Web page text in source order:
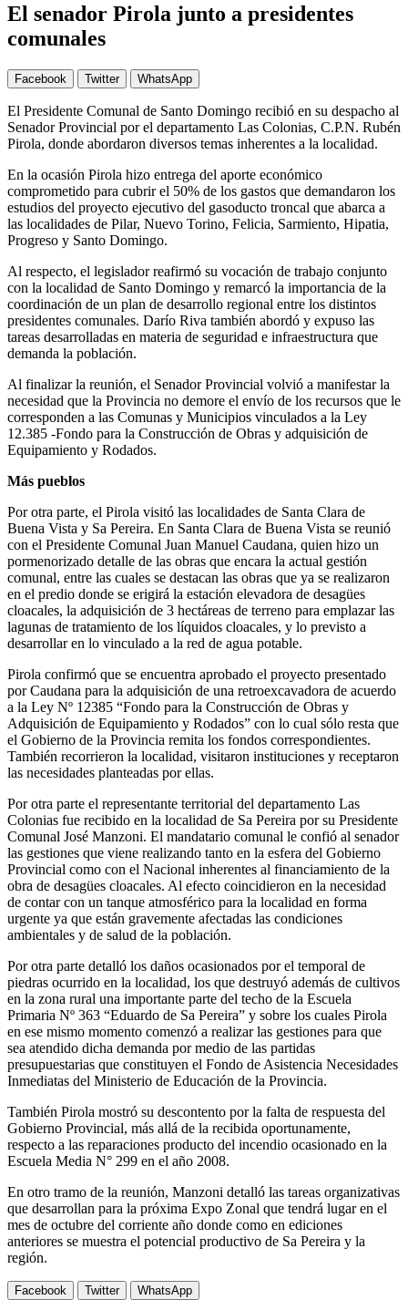
El senador Pirola junto a presidentes
comunales
Facebook Twitter WhatsApp
El Presidente Comunal de Santo Domingo recibió en su despacho al
Senador Provincial por el departamento Las Colonias, C.P.N. Rubén
Pirola, donde abordaron diversos temas inherentes a la localidad.
En la ocasión Pirola hizo entrega del aporte económico
comprometido para cubrir el 50% de los gastos que demandaron los
estudios del proyecto ejecutivo del gasoducto troncal que abarca a
las localidades de Pilar, Nuevo Torino, Felicia, Sarmiento, Hipatia,
Progreso y Santo Domingo.
Al respecto, el legislador reafirmó su vocación de trabajo conjunto
con la localidad de Santo Domingo y remarcó la importancia de la
coordinación de un plan de desarrollo regional entre los distintos
presidentes comunales. Darío Riva también abordó y expuso las
tareas desarrolladas en materia de seguridad e infraestructura que
demanda la población.
Al finalizar la reunión, el Senador Provincial volvió a manifestar la
necesidad que la Provincia no demore el envío de los recursos que le
corresponden a las Comunas y Municipios vinculados a la Ley
12.385 -Fondo para la Construcción de Obras y adquisición de
Equipamiento y Rodados.
Más pueblos
Por otra parte, el Pirola visitó las localidades de Santa Clara de
Buena Vista y Sa Pereira. En Santa Clara de Buena Vista se reunió
con el Presidente Comunal Juan Manuel Caudana, quien hizo un
pormenorizado detalle de las obras que encara la actual gestión
comunal, entre las cuales se destacan las obras que ya se realizaron
en el predio donde se erigirá la estación elevadora de desagües
cloacales, la adquisición de 3 hectáreas de terreno para emplazar las
lagunas de tratamiento de los líquidos cloacales, y lo previsto a
desarrollar en lo vinculado a la red de agua potable.
Pirola confirmó que se encuentra aprobado el proyecto presentado
por Caudana para la adquisición de una retroexcavadora de acuerdo
a la Ley Nº 12385 “Fondo para la Construcción de Obras y
Adquisición de Equipamiento y Rodados” con lo cual sólo resta que
el Gobierno de la Provincia remita los fondos correspondientes.
También recorrieron la localidad, visitaron instituciones y receptaron
las necesidades planteadas por ellas.
Por otra parte el representante territorial del departamento Las
Colonias fue recibido en la localidad de Sa Pereira por su Presidente
Comunal José Manzoni. El mandatario comunal le confió al senador
las gestiones que viene realizando tanto en la esfera del Gobierno
Provincial como con el Nacional inherentes al financiamiento de la
obra de desagües cloacales. Al efecto coincidieron en la necesidad
de contar con un tanque atmosférico para la localidad en forma
urgente ya que están gravemente afectadas las condiciones
ambientales y de salud de la población.
Por otra parte detalló los daños ocasionados por el temporal de
piedras ocurrido en la localidad, los que destruyó además de cultivos
en la zona rural una importante parte del techo de la Escuela
Primaria Nº 363 “Eduardo de Sa Pereira” y sobre los cuales Pirola
en ese mismo momento comenzó a realizar las gestiones para que
sea atendido dicha demanda por medio de las partidas
presupuestarias que constituyen el Fondo de Asistencia Necesidades
Inmediatas del Ministerio de Educación de la Provincia.
También Pirola mostró su descontento por la falta de respuesta del
Gobierno Provincial, más allá de la recibida oportunamente,
respecto a las reparaciones producto del incendio ocasionado en la
Escuela Media N° 299 en el año 2008.
En otro tramo de la reunión, Manzoni detalló las tareas organizativas
que desarrollan para la próxima Expo Zonal que tendrá lugar en el
mes de octubre del corriente año donde como en ediciones
anteriores se muestra el potencial productivo de Sa Pereira y la
región.
Facebook Twitter WhatsApp